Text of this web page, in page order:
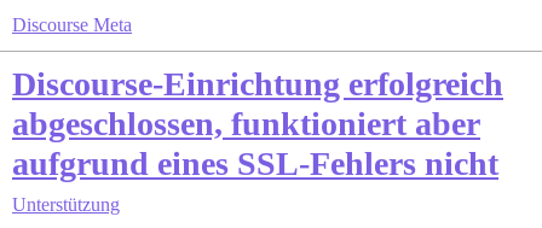
Discourse Meta
Discourse-Einrichtung erfolgreich
abgeschlossen, funktioniert aber
aufgrund eines SSL-Fehlers nicht
Unterstützung